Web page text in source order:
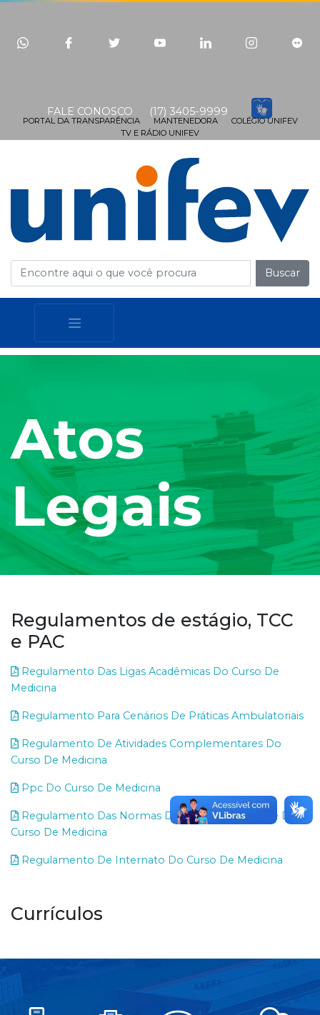
FALE CONOSCO (17) 3405-9999
PORTAL DA TRANSPARÊNCIA MANTENEDORA
COLÉGIO UNIFEV
TV E RÁDIO UNIFEV
Buscar
Atos
Legais
Regulamentos de estágio, TCC
e PAC
Regulamento Das Ligas Acadêmicas Do Curso De
Medicina
Regulamento Para Cenários De Práticas Ambulatoriais
Regulamento De Atividades Complementares Do
Curso De Medicina
Ppc Do Curso De Medicina
Regulamento Das Normas De Avaliação Discente Do
Curso De Medicina
Regulamento De Internato Do Curso De Medicina
Currículos